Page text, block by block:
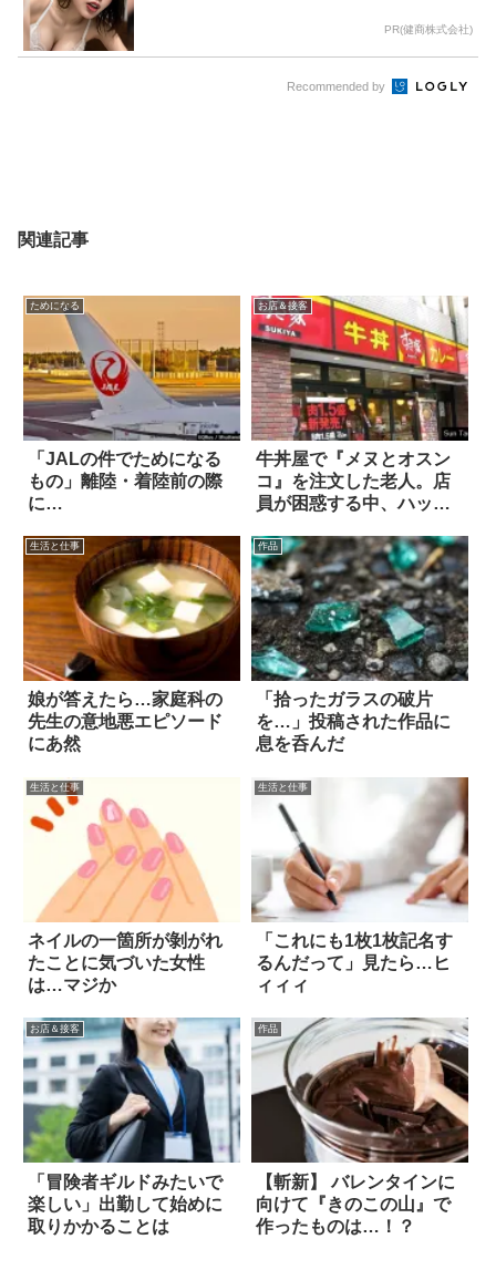
PR(健商株式会社)
Recommended by
関連記事
ためになる
「JALの件でためになる
もの」離陸・着陸前の際
に…
お店＆接客
牛丼屋で『メヌとオスン
コ』を注文した老人。店
員が困惑する中、ハッと
生活と仕事
娘が答えたら…家庭科の
先生の意地悪エピソード
にあ然
作品
「拾ったガラスの破片
を…」投稿された作品に
息を呑んだ
生活と仕事
ネイルの一箇所が剝がれ
たことに気づいた女性
は…マジか
生活と仕事
「これにも1枚1枚記名す
るんだって」見たら…ヒ
ィィィ
お店＆接客
「冒険者ギルドみたいで
楽しい」出勤して始めに
取りかかることは
作品
【斬新】 バレンタインに
向けて『きのこの山』で
作ったものは…！？